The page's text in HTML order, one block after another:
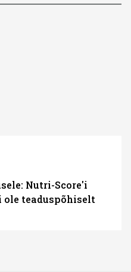
Nutri-Score'i
ole teaduspõhiselt